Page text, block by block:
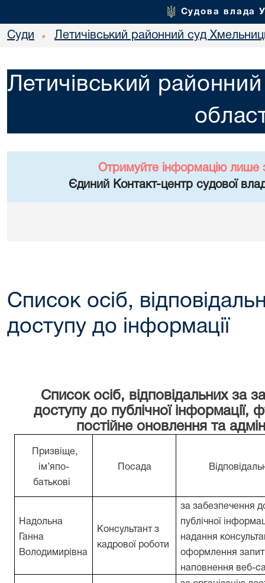
Судова влада
Суди • Летичівський районний суд
Летичівський
Отримуйте інформацію лише
Єдиний Контакт-центр судової
Список осіб,
доступу до інформації
Список осіб, відповідальних за
доступу до публічної інформації,
постійне оновлення та
Призвіще,
ім’я по-
батькові
Посада
Надольна
Ганна
Володимирівна
Консультант з
кадрової роботи
за забезпечення
публічної
надання
оформлення
наповнення веб-